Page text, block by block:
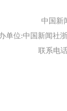
中国新
单位:中国新闻社
联系电